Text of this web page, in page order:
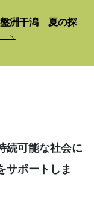
洲干潟 夏の探
続可能な社会に
サポートしま